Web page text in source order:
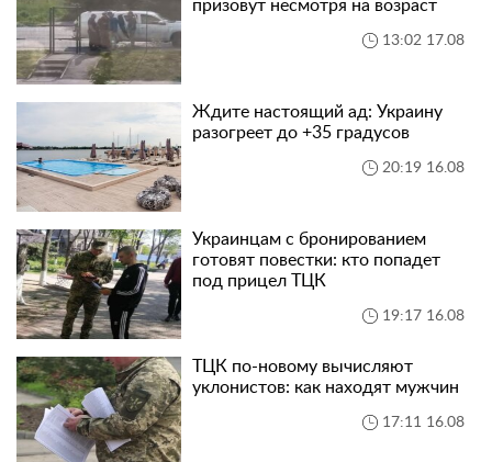
призовут несмотря на возраст
13:02 17.08
Ждите настоящий ад: Украину
разогреет до +35 градусов
20:19 16.08
Украинцам с бронированием
готовят повестки: кто попадет
под прицел ТЦК
19:17 16.08
ТЦК по-новому вычисляют
уклонистов: как находят мужчин
17:11 16.08